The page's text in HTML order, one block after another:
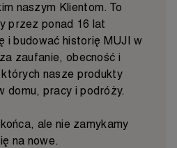
naszym Klientom. To
przez ponad 16 lat
i budować historię MUJI w
zaufanie, obecność i
nasze produkty
domu, pracy i podróży.
ale nie zamykamy
na nowe.